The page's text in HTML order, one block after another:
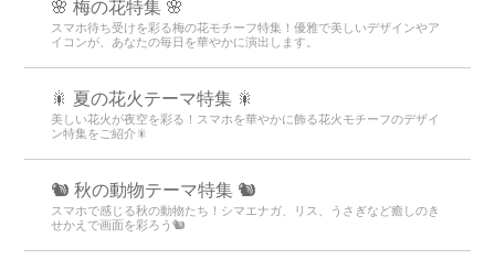
🌸 梅の花特集 🌸
スマホ待ち受けを彩る梅の花モチーフ特集！優雅で美しいデザインやア
イコンが、あなたの毎日を華やかに演出します。
🎇 夏の花火テーマ特集 🎇
美しい花火が夜空を彩る！スマホを華やかに飾る花火モチーフのデザイ
ン特集をご紹介🎇
🐿️ 秋の動物テーマ特集 🐿️
スマホで感じる秋の動物たち！シマエナガ、リス、うさぎなど癒しのき
せかえで画面を彩ろう🐿️